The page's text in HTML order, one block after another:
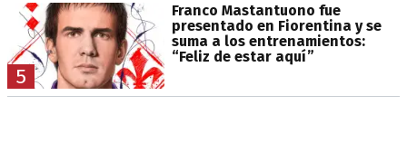
5
Franco Mastantuono fue
presentado en Fiorentina y se
suma a los entrenamientos:
“Feliz de estar aquí”